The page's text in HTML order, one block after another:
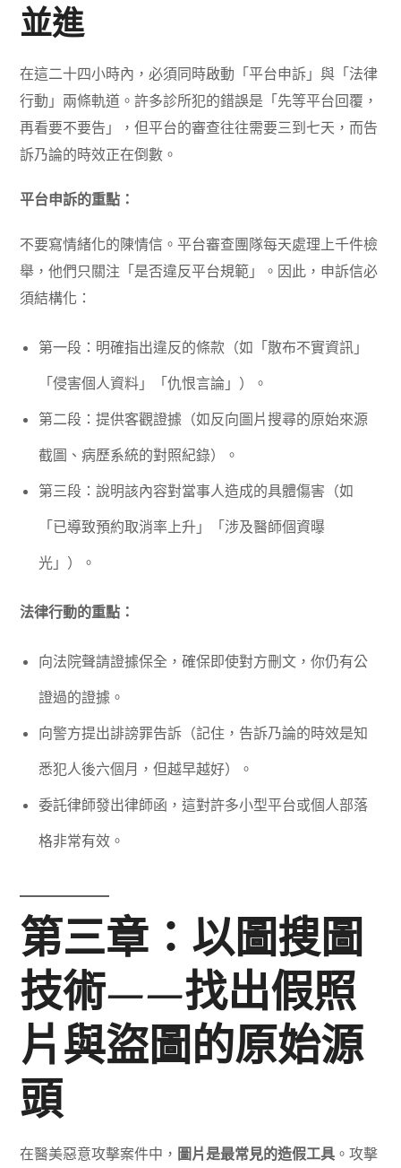
並進
在這二十四小時內，必須同時啟動「平台申訴」與「法律
行動」兩條軌道。許多診所犯的錯誤是「先等平台回覆，
再看要不要告」，但平台的審查往往需要三到七天，而告
訴乃論的時效正在倒數。
平台申訴的重點：
不要寫情緒化的陳情信。平台審查團隊每天處理上千件檢
舉，他們只關注「是否違反平台規範」。因此，申訴信必
須結構化：
第一段：明確指出違反的條款（如「散布不實資訊」
「侵害個人資料」「仇恨言論」）。
第二段：提供客觀證據（如反向圖片搜尋的原始來源
截圖、病歷系統的對照紀錄）。
第三段：說明該內容對當事人造成的具體傷害（如
「已導致預約取消率上升」「涉及醫師個資曝
光」）。
法律行動的重點：
向法院聲請證據保全，確保即使對方刪文，你仍有公
證過的證據。
向警方提出誹謗罪告訴（記住，告訴乃論的時效是知
悉犯人後六個月，但越早越好）。
委託律師發出律師函，這對許多小型平台或個人部落
格非常有效。
第三章：以圖搜圖
技術——找出假照
片與盜圖的原始源
頭
在醫美惡意攻擊案件中， 圖片是最常見的造假工具 。攻擊